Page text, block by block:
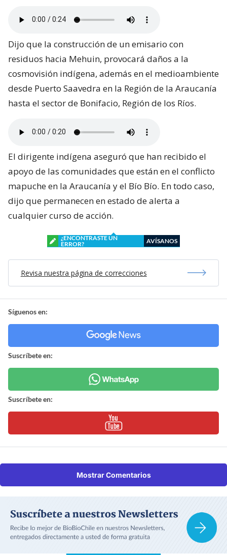
Dijo que la construcción de un emisario con
residuos hacia Mehuin, provocará daños a la
cosmovisión indígena, además en el medioambiente
desde Puerto Saavedra en la Región de la Araucanía
hasta el sector de Bonifacio, Región de los Ríos.
El dirigente indígena aseguró que han recibido el
apoyo de las comunidades que están en el conflicto
mapuche en la Araucanía y el Bío Bío. En todo caso,
dijo que permanecen en estado de alerta a
cualquier curso de acción.
¿ENCONTRASTE UN
ERROR?
AVÍSANOS
Revisa nuestra página de correcciones
Síguenos en:
Suscríbete en:
Suscríbete en:
Mostrar Comentarios